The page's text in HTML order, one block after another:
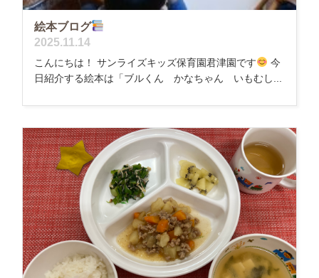
絵本ブログ
2025.11.14
こんにちは！ サンライズキッズ保育園君津園です
今
日紹介する絵本は「ブルくん かなちゃん いもむし...